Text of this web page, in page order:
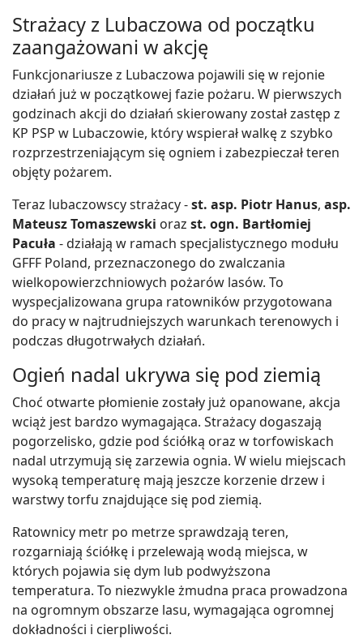
Strażacy z Lubaczowa od początku
zaangażowani w akcję
Funkcjonariusze z Lubaczowa pojawili się w rejonie
działań już w początkowej fazie pożaru. W pierwszych
godzinach akcji do działań skierowany został zastęp z
KP PSP w Lubaczowie, który wspierał walkę z szybko
rozprzestrzeniającym się ogniem i zabezpieczał teren
objęty pożarem.
Teraz lubaczowscy strażacy -st. asp. Piotr Hanus, asp.
Mateusz Tomaszewski oraz st. ogn. Bartłomiej
Pacuła - działają w ramach specjalistycznego modułu
GFFF Poland, przeznaczonego do zwalczania
wielkopowierzchniowych pożarów lasów. To
wyspecjalizowana grupa ratowników przygotowana
do pracy w najtrudniejszych warunkach terenowych i
podczas długotrwałych działań.
Ogień nadal ukrywa się pod ziemią
Choć otwarte płomienie zostały już opanowane, akcja
wciąż jest bardzo wymagająca. Strażacy dogaszają
pogorzelisko, gdzie pod ściółką oraz w torfowiskach
nadal utrzymują się zarzewia ognia. W wielu miejscach
wysoką temperaturę mają jeszcze korzenie drzew i
warstwy torfu znajdujące się pod ziemią.
Ratownicy metr po metrze sprawdzają teren,
rozgarniają ściółkę i przelewają wodą miejsca, w
których pojawia się dym lub podwyższona
temperatura. To niezwykle żmudna praca prowadzona
na ogromnym obszarze lasu, wymagająca ogromnej
dokładności i cierpliwości.